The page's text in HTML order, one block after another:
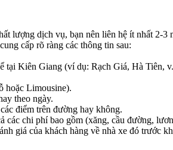
lượng dịch vụ, bạn nên liên hệ ít nhất 2-3
cấp rõ ràng các thông tin sau:
tại Kiên Giang (ví dụ: Rạch Giá, Hà Tiên,
hoặc Limousine).
theo ngày.
điểm trên đường hay không.
các chi phí bao gồm (xăng, cầu đường,
giá của khách hàng về nhà xe đó trước